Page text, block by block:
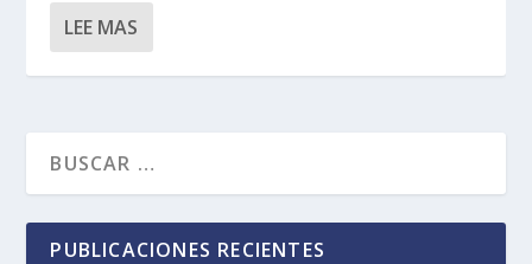
LEE MAS
PUBLICACIONES RECIENTES